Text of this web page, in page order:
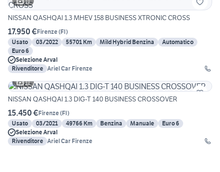
NISSAN QASHQAI 1.3 MHEV 158 BUSINESS XTRONIC CROSS
17.950 €Firenze(FI)
Usato
03/2022 55701 Km Mild Hybrid Benzina
Automatico
Euro 6
Selezione Arval
Rivenditore Ariel Car Firenze
11
NISSAN QASHQAI 1.3 DIG-T 140 BUSINESS CROSSOVER
15.450 €Firenze(FI)
Usato
03/2021 49766 Km Benzina Manuale
Euro 6
Selezione Arval
Rivenditore Ariel Car Firenze